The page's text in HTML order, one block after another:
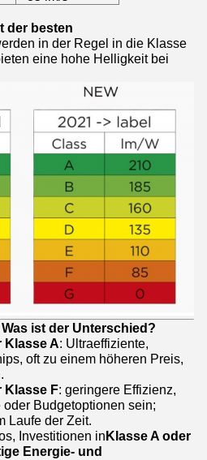
der besten
in der Regel in die Klasse
eine hohe Helligkeit bei
ist der Unterschied?
Klasse A: Ultraeffiziente,
oft zu einem höheren Preis,
Klasse F: geringere Effizienz,
Budgetoptionen sein;
Laufe der Zeit.
Investitionen inKlasse A oder
Energie- und